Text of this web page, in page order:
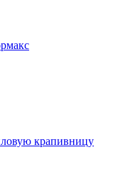
крапивницу